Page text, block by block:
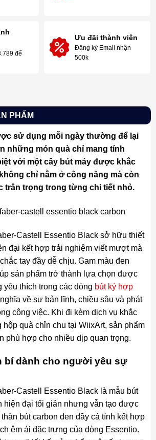
để
Ưu đãi thành viên
Đăng ký Email nhận
500k
PHẨM
sử dụng mỗi ngày thường để lại
những món quà chỉ mang tính
với một cây bút máy được khắc
chỉ nằm ở công năng mà còn
trân trọng trong từng chi tiết nhỏ.
Castell Essentio Black sở hữu thiết
đại kết hợp trải nghiệm viết mượt mà
tay đầy dễ chịu. Gam màu đen
sản phẩm trở thành lựa chọn được
yêu thích trong các dòng bút ký hợp
về sự bản lĩnh, chiều sâu và phát
công việc. Khi đi kèm dịch vụ khắc
hộp quà chỉn chu tại WiixArt, sản phẩm
phù hợp cho nhiều dịp quan trọng.
bí dành cho người yêu sự
Castell Essentio Black là mẫu bút
hiện đại tối giản nhưng vẫn tạo được
bút carbon đen đầy cá tính kết hợp
êm ái đặc trưng của dòng Essentio.